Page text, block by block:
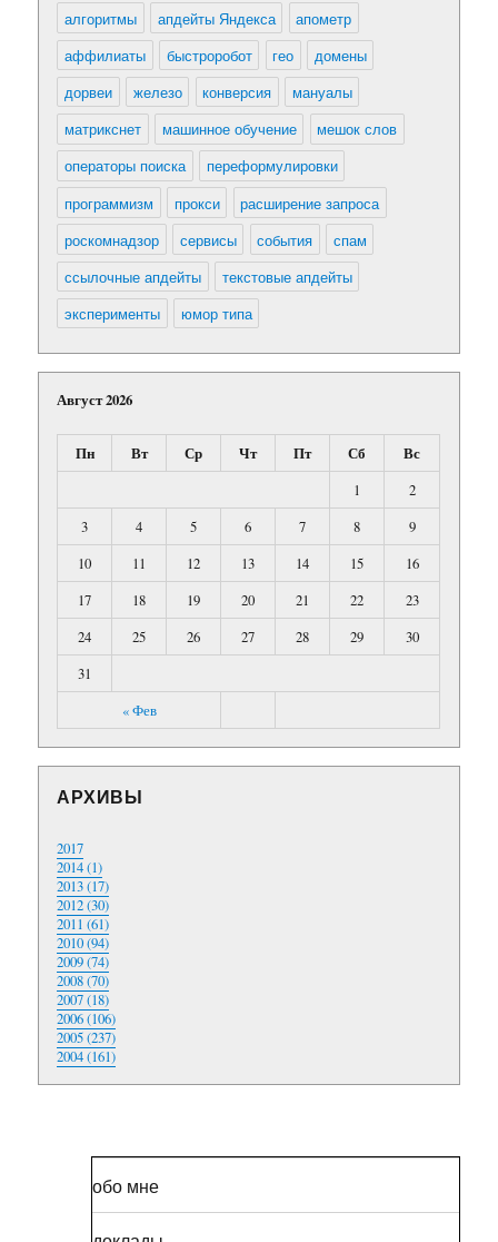
алгоритмы
апдейты Яндекса
апометр
аффилиаты
быстроробот гео
домены
дорвеи
железо конверсия
мануалы
матрикснет
машинное обучение
мешок слов
операторы поиска
переформулировки
программизм
прокси
расширение запроса
роскомнадзор
сервисы события
спам
ссылочные апдейты
текстовые апдейты
эксперименты
юмор типа
Август 2026
Пн Вт Ср Чт Пт Сб Вс
« Фев
1
2
3
4 5 6 7 8
9
10
11 12 13 14 15
16
17
18 19 20 21 22
23
24
25 26 27 28 29
30
31
АРХИВЫ
2017
2014 (1)
2013 (17)
2012 (30)
2011 (61)
2010 (94)
2009 (74)
2008 (70)
2007 (18)
2006 (106)
2005 (237)
2004 (161)
обо мне